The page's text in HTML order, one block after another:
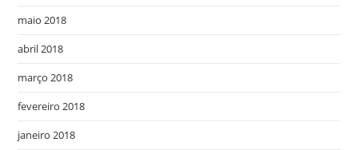
maio 2018
abril 2018
março 2018
fevereiro 2018
janeiro 2018